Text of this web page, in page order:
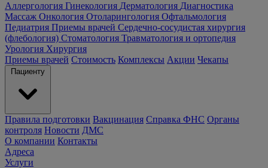
Аллергология Гинекология Дерматология Диагностика
Массаж Онкология Отоларингология Офтальмология
Педиатрия Приемы врачей Сердечно-сосудистая хирургия
(флебология) Стоматология Травматология и ортопедия
Урология Хирургия
Приемы врачей Стоимость Комплексы Акции Чекапы
Пациенту
Правила подготовки Вакцинация Справка ФНС Органы
контроля Новости ДМС
О компании Контакты
Адреса
Услуги